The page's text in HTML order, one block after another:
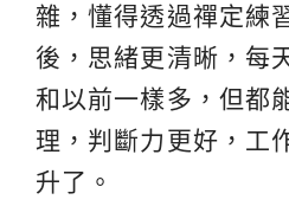
雜，懂得透過禪定練
後，思緒更清晰，每
和以前一樣多，但都
理，判斷力更好，工
升了。